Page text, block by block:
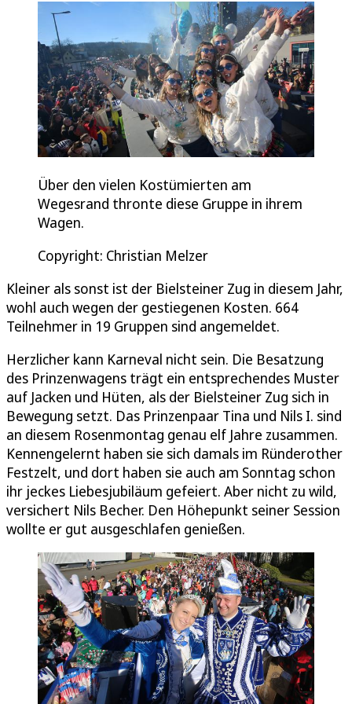
Über den vielen Kostümierten am
Wegesrand thronte diese Gruppe in ihrem
Wagen.
Copyright: Christian Melzer
Kleiner als sonst ist der Bielsteiner Zug in diesem Jahr,
wohl auch wegen der gestiegenen Kosten. 664
Teilnehmer in 19 Gruppen sind angemeldet.
Herzlicher kann Karneval nicht sein. Die Besatzung
des Prinzenwagens trägt ein entsprechendes Muster
auf Jacken und Hüten, als der Bielsteiner Zug sich in
Bewegung setzt. Das Prinzenpaar Tina und Nils I. sind
an diesem Rosenmontag genau elf Jahre zusammen.
Kennengelernt haben sie sich damals im Ründerother
Festzelt, und dort haben sie auch am Sonntag schon
ihr jeckes Liebesjubiläum gefeiert. Aber nicht zu wild,
versichert Nils Becher. Den Höhepunkt seiner Session
wollte er gut ausgeschlafen genießen.